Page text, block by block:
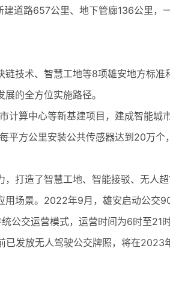
道路657公里、地下管廊136公里，
技术、智慧工地等8项雄安地方标准
的全方位实施路径。
算中心等新基建项目，建成智能城
平方公里安装公共传感器达到20万个
打造了智慧工地、智能接驳、无人
用场景。2022年9月，雄安启动公交
公交运营模式，运营时间为6时至21
已发放无人驾驶公交牌照，将在2023